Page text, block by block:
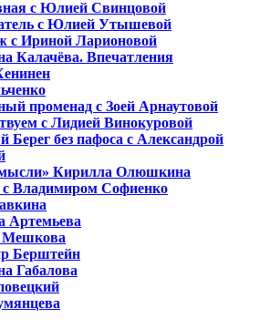
с Юлией Свинцовой
с Юлией Утышевой
с Ириной Ларионовой
Калачёва. Впечатления
променад с Зоей Арнаутовой
с Лидией Винокуровой
Берег без пафоса с Александрой
мысли» Кирилла Олюшкина
с Владимиром Софиенко
Артемьева
Мешкова
Берштейн
Габалова